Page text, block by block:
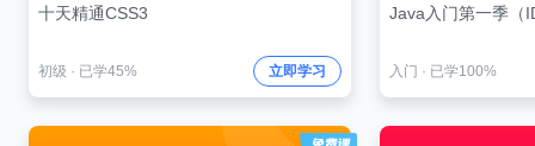
十天精通CSS3
初级 · 已学45% 立即学习
Java入门第一季（
入门 · 已学100%